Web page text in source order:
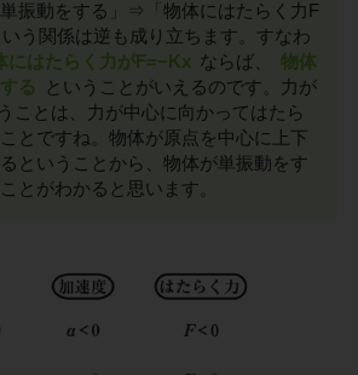
単振動をする」⇒「物体にはたらく力F
う関係は逆も成り立ちます。すなわ
にはたらく力がF=−Kx ならば、
物体
る
ということがいえるのです。力が
ことは、力が中心に向かってはたら
とですね。物体が原点を中心に上下
ということから、物体が単振動をす
とがわかると思います。